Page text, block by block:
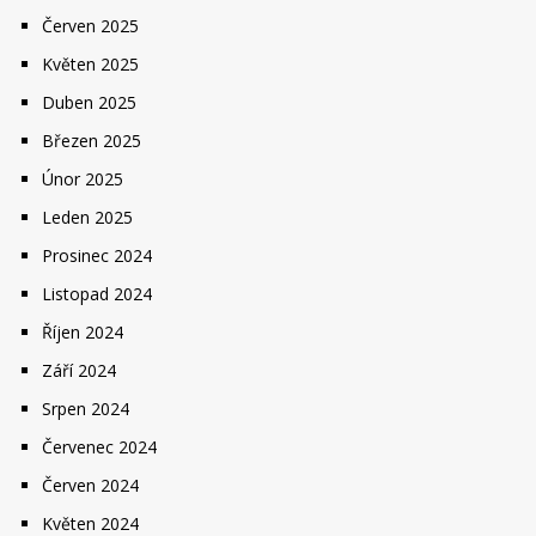
Červen 2025
Květen 2025
Duben 2025
Březen 2025
Únor 2025
Leden 2025
Prosinec 2024
Listopad 2024
Říjen 2024
Září 2024
Srpen 2024
Červenec 2024
Červen 2024
Květen 2024